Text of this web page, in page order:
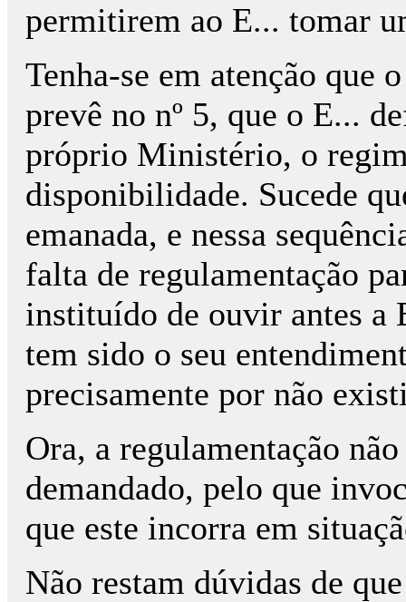
permitirem ao E... tomar
Tenha-se em atenção
prevê no nº 5, que o E...
próprio Ministério, o
disponibilidade. Sucede
emanada, e nessa
falta de regulamentação
instituído de ouvir antes a
tem sido o seu
precisamente por não
Ora, a regulamentação
demandado, pelo que
que este incorra em
Não restam dúvidas de